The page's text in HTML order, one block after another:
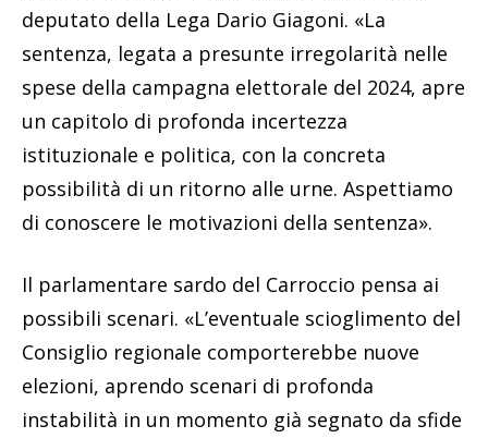
deputato della Lega Dario Giagoni. «La
sentenza, legata a presunte irregolarità nelle
spese della campagna elettorale del 2024, apre
un capitolo di profonda incertezza
istituzionale e politica, con la concreta
possibilità di un ritorno alle urne. Aspettiamo
di conoscere le motivazioni della sentenza».
Il parlamentare sardo del Carroccio pensa ai
possibili scenari. «L’eventuale scioglimento del
Consiglio regionale comporterebbe nuove
elezioni, aprendo scenari di profonda
instabilità in un momento già segnato da sfide